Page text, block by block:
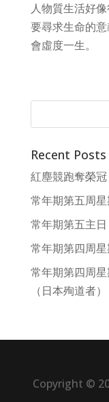
人物質生活好
要尋求生命的
會虛度一生。
Recent Posts
紅塵競跑奪榮
常年期第五周
常年期第五主
常年期第四周
常年期第四周
（日本殉道者
Copyright ©